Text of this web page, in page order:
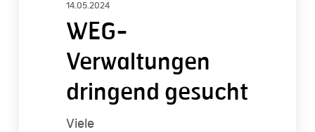
14.05.2024
WEG-
Verwaltungen
dringend gesucht
Viele